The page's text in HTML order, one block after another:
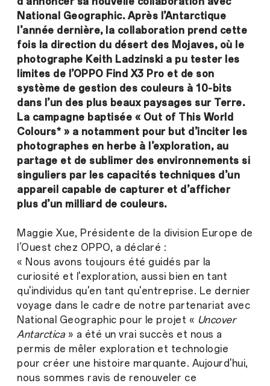
National Geographic. Après l’Antarctique
l’année dernière, la collaboration prend cette
fois la direction du désert des Mojaves, où le
photographe Keith Ladzinski a pu tester les
limites de l’OPPO Find X3 Pro et de son
système de gestion des couleurs à 10-bits
dans l’un des plus beaux paysages sur Terre.
La campagne baptisée « Out of This World
Colours* » a notamment pour but d’inciter les
photographes en herbe à l’exploration, au
partage et de sublimer des environnements si
singuliers par les capacités techniques d’un
appareil capable de capturer et d’afficher
plus d’un milliard de couleurs.
Maggie Xue, Présidente de la division Europe de
l’Ouest chez OPPO, a déclaré :
« Nous avons toujours été guidés par la
curiosité et l'exploration, aussi bien en tant
qu'individus qu'en tant qu'entreprise. Le dernier
voyage dans le cadre de notre partenariat avec
National Geographic pour le projet « Uncover
Antarctica » a été un vrai succès et nous a
permis de mêler exploration et technologie
pour créer une histoire marquante. Aujourd'hui,
nous sommes ravis de renouveler ce